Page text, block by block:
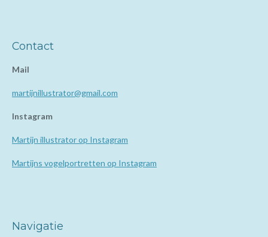
Contact
Mail
martijnillustrator@gmail.com
Instagram
Martijn illustrator op Instagram
Martijns vogelportretten op Instagram
Navigatie